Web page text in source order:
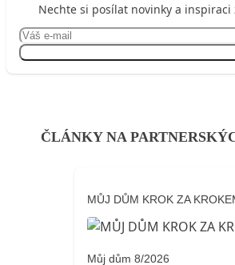
Nechte si posílat novinky a inspiraci
ČLÁNKY NA
MŮJ DŮM KROK ZA
Můj dům 8/2026